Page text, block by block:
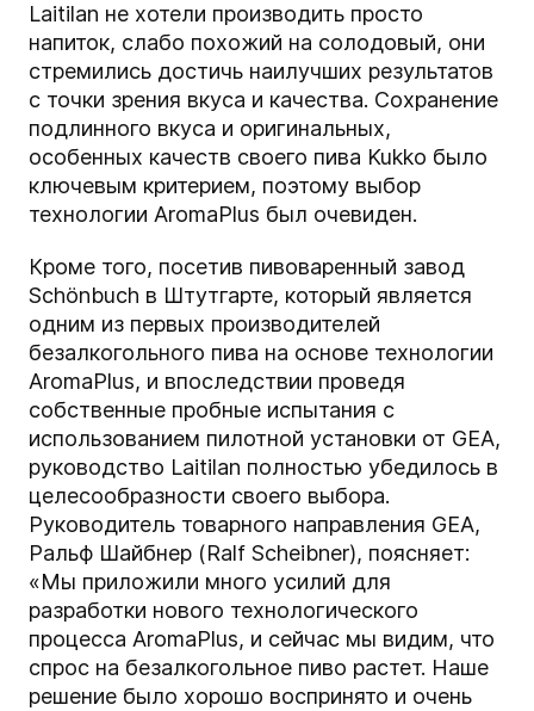
Laitilan не хотели производить просто
напиток, слабо похожий на солодовый, они
стремились достичь наилучших результатов
с точки зрения вкуса и качества. Сохранение
подлинного вкуса и оригинальных,
особенных качеств своего пива Kukko было
ключевым критерием, поэтому выбор
технологии AromaPlus был очевиден.
Кроме того, посетив пивоваренный завод
Schönbuch в Штутгарте, который является
одним из первых производителей
безалкогольного пива на основе технологии
AromaPlus, и впоследствии проведя
собственные пробные испытания с
использованием пилотной установки от GEA,
руководство Laitilan полностью убедилось в
целесообразности своего выбора.
Руководитель товарного направления GEA,
Ральф Шайбнер (Ralf Scheibner), поясняет:
«Мы приложили много усилий для
разработки нового технологического
процесса AromaPlus, и сейчас мы видим, что
спрос на безалкогольное пиво растет. Наше
решение было хорошо воспринято и очень